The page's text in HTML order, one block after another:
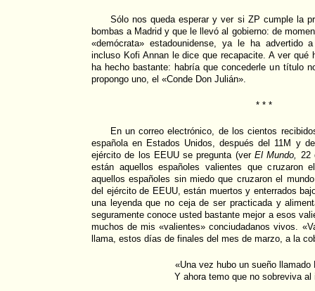
Sólo nos queda esperar y ver si ZP cumple la
bombas a Madrid y que le llevó al gobierno: de
«demócrata» estadounidense, ya le ha advertido
incluso Kofi Annan le dice que recapacite. A ver qué
ha hecho bastante: habría que concederle un título
propongo uno, el «Conde Don Julián».
* * *
En un correo electrónico, de los cientos
española en Estados Unidos, después del 11M y
ejército de los EEUU se pregunta (ver El Mundo, 22
están aquellos españoles valientes que cruzaron
aquellos españoles sin miedo que cruzaron el
del ejército de EEUU, están muertos y enterrados
una leyenda que no ceja de ser practicada y
seguramente conoce usted bastante mejor a esos
muchos de mis «valientes» conciudadanos vivos.
llama, estos días de finales del mes de marzo, a la
«Una vez hubo un sueño llamado
Y ahora temo que no sobreviva al